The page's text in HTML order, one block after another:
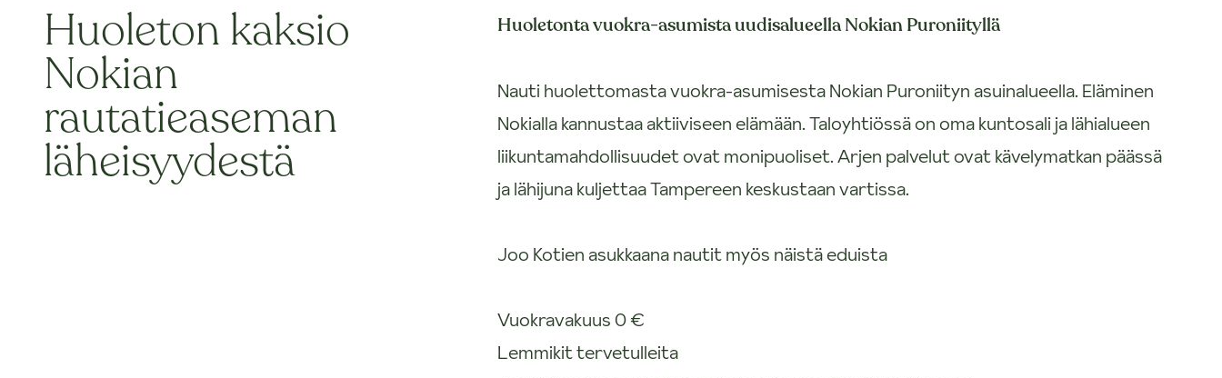
Huoleton kaksio
Nokian
rautatieaseman
läheisyydestä
Huoletonta vuokra-asumista uudisalueella Nokian Puroniityllä
Nauti huolettomasta vuokra-asumisesta Nokian Puroniityn asuinalueella. Eläminen
Nokialla kannustaa aktiiviseen elämään. Taloyhtiössä on oma kuntosali ja lähialueen
liikuntamahdollisuudet ovat monipuoliset. Arjen palvelut ovat kävelymatkan päässä
ja lähijuna kuljettaa Tampereen keskustaan vartissa.
Joo Kotien asukkaana nautit myös näistä eduista
Vuokravakuus 0 €
Lemmikit tervetulleita